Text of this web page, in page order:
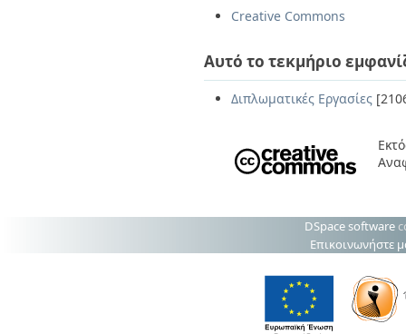
Creative Commons
Αυτό το τεκμήριο
Διπλωματικές Εργασίες
DSpace software
Επικοινωνήστε